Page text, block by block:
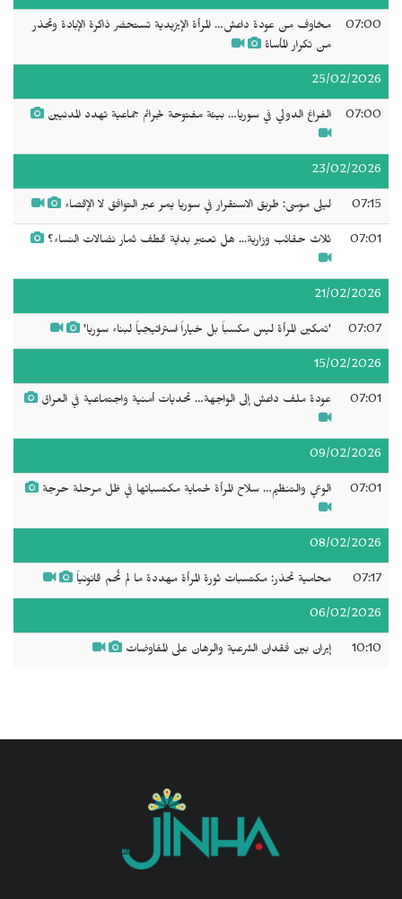
07:00
مخاوف من عودة داعش… المرأة الإيزيدية تستحضر ذاكرة الإبادة وتحذر
من تكرار المأساة
25/02/2026
07:00 الفراغ الدولي في سوريا… بيئة مفتوحة لجرائم جماعية تهدد المدنيين
23/02/2026
07:15 ليلى موسى: طريق الاستقرار في سوريا يمر عبر التوافق لا الإقصاء
07:01 ثلاث حقائب وزارية... هل تعتبر بداية قطف ثمار نضالات النساء؟
21/02/2026
07:07 'تمكين المرأة ليس مكسباً بل خياراً استراتيجياً لبناء سوريا'
15/02/2026
07:01 عودة ملف داعش إلى الواجهة… تحديات أمنية واجتماعية في العراق
09/02/2026
07:01 الوعي والتنظيم… سلاح المرأة لحماية مكتسباتها في ظل مرحلة حرجة
08/02/2026
07:17 محامية تحذر: مكتسبات ثورة المرأة مهددة ما لم تُحم قانونياً
06/02/2026
10:10 إيران بين فقدان الشرعية والرهان على المفاوضات